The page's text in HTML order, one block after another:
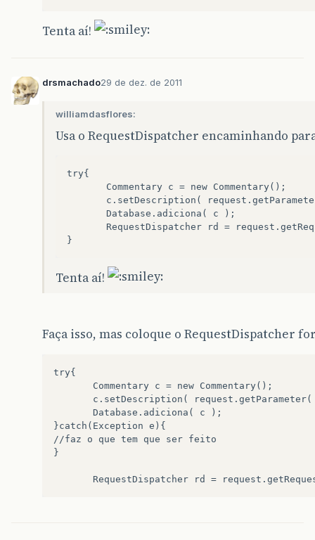
Tenta aí!
drsmachado29 de dez. de 2011
williamdasflores:
Usa o RequestDispatcher encaminhando
try{
       Commentary c = new Commentary();
c.setDescription(
       Database.adiciona( c );
RequestDispatcher rd =
Tenta aí!
Faça isso, mas coloque o RequestDispatcher
try{
       Commentary c = new Commentary();
c.setDescription(
       Database.adiciona( c );
}catch(Exception e){
//faz o que tem que ser feito
}